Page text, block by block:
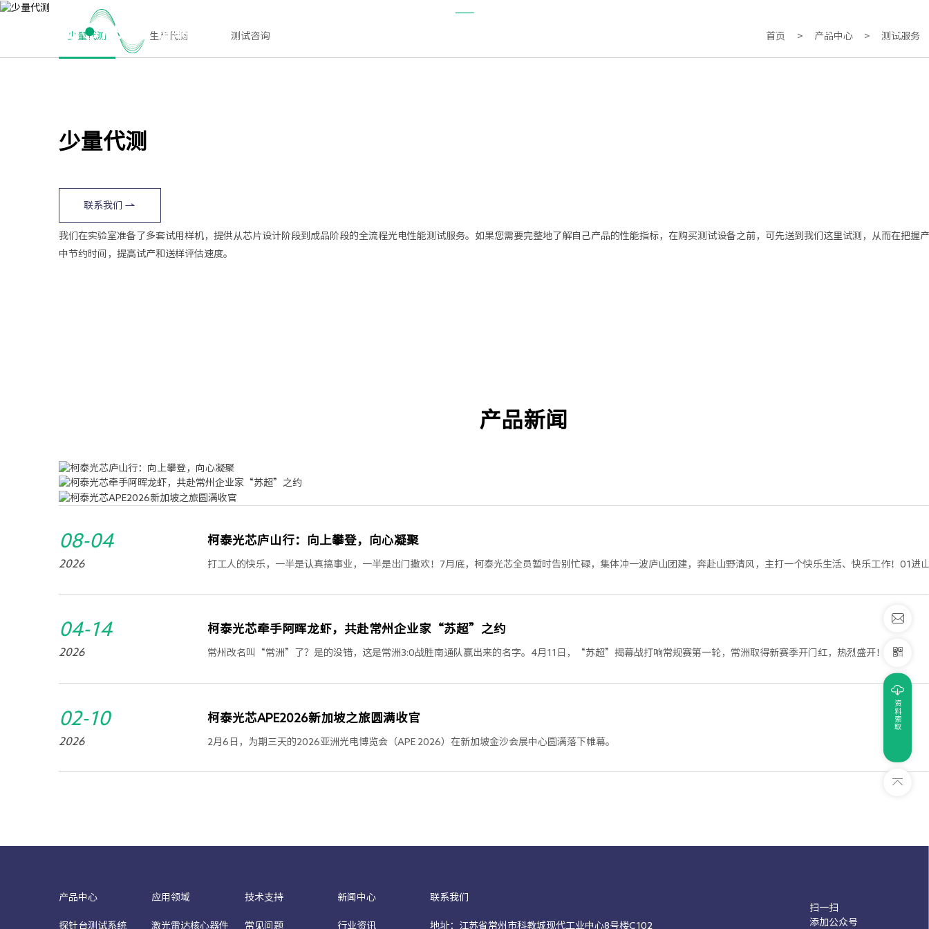
CN
少量代测 生产代测 测试咨询 首页 > 产品中心 > 测试服务
少量代测
联系我们
我们在实验室准备了多套试用样机，提供从芯片设计阶段到成品阶段的全流程光电性能测试服务。如果您需要完整地了解自己产品的性能指标，在购买测试设备之前，可先送到我们这里试测，从而在把握
中节约时间，提高试产和送样评估速度。
产品新闻
08-04
2026
柯泰光芯庐山行：向上攀登，向心凝聚
打工人的快乐，一半是认真搞事业，一半是出门撒欢！7月底，柯泰光芯全员暂时告别忙碌，集体冲一波庐山团建，奔赴山野清风，主打一个快乐生活、快乐工作！01进
04-14
2026
柯泰光芯牵手阿晖龙虾，共赴常州企业家“苏超”之约
常州改名叫“常洲”了？是的没错，这是常洲3:0战胜南通队赢出来的名字。4月11日，“苏超”揭幕战打响常规赛第一轮，常洲取得新赛季开门红，热烈盛开！
02-10
2026
柯泰光芯APE2026新加坡之旅圆满收官
2月6日，为期三天的2026亚洲光电博览会（APE 2026）在新加坡金沙会展中心圆满落下帷幕。
资料索取
产品中心
探针台测试系统
应用领域
激光雷达核心器件
技术支持
常见问题
新闻中心
行业资讯
联系我们
地址：江苏省常州市科教城现代工业中心8号楼C102
扫一扫
添加公众号